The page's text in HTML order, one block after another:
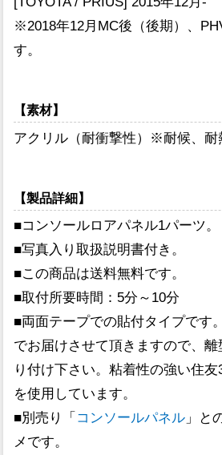
※2018年12月MC後（後期）、
す。
【素材】
アクリル（耐衝撃性）※耐候、耐
【製品詳細】
■コンソールロアパネル1パーツ。
■写真入り取扱説明書付き。
■この商品は送料無料です。
■取付所要時間：5分～10分
■両面テープでの貼付タイプです
でお届けさせて頂きますので、
り付け下さい。粘着性の強い住
を使用しています。
■別売り「 コンソールパネル 」と
メです。